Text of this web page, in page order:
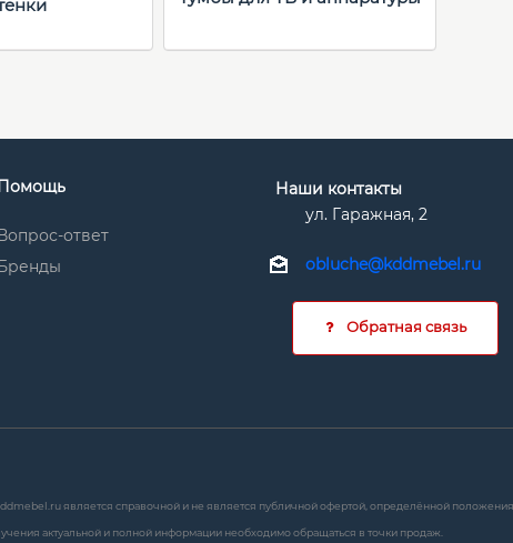
ответ
Наши контакты
ул. Гаражная, 2
obluche@kddmebel.ru
Обратная связь
является справочной и не является публичной офертой, определённой
актуальной и полной информации необходимо обращаться в точки продаж.